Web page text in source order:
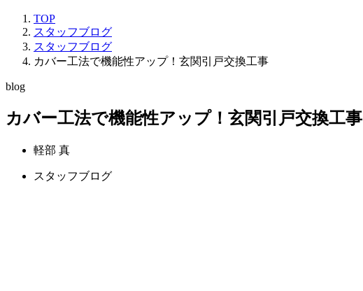
TOP
スタッフブログ
スタッフブログ
カバー工法で機能性アップ！玄関引戸交換工事
blog
カバー工法で機能性アップ！玄関引戸交換工事
軽部 真
スタッフブログ